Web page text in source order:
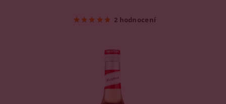
2 hodnocení